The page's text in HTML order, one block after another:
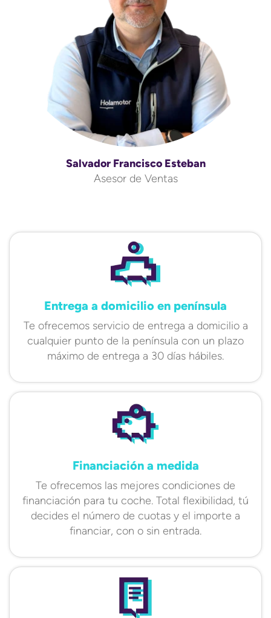
Salvador Francisco Esteban
Asesor de Ventas
Entrega a domicilio en península
Te ofrecemos servicio de entrega a domicilio a
cualquier punto de la península con un plazo
máximo de entrega a 30 días hábiles.
Financiación a medida
Te ofrecemos las mejores condiciones de
financiación para tu coche. Total flexibilidad, tú
decides el número de cuotas y el importe a
financiar, con o sin entrada.